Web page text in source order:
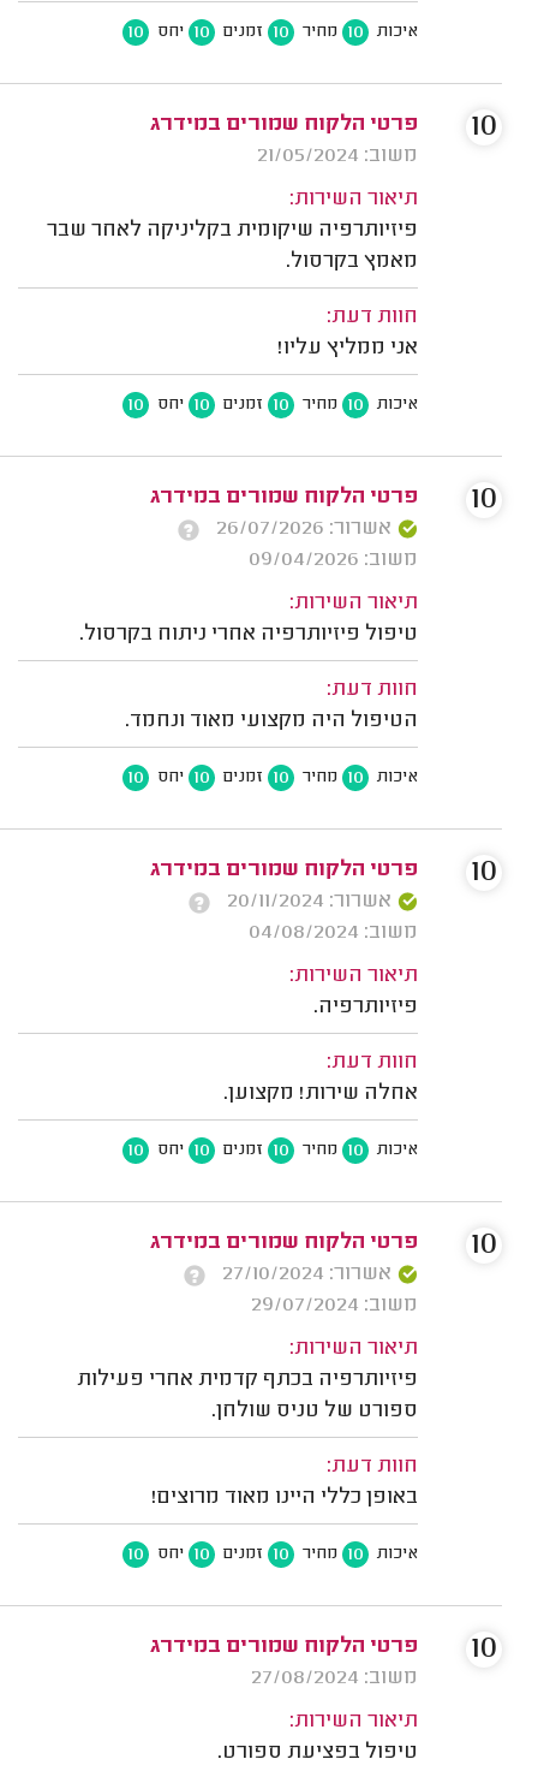
איכות 10 מחיר 10 זמנים 10 יחס 10
פרטי הלקוח שמורים במידרג
משוב: 21/05/2024
תיאור השירות:
פיזיותרפיה שיקומית בקליניקה לאחר שבר
מאמץ בקרסול.
חוות דעת:
אני ממליץ עליו!
איכות 10 מחיר 10 זמנים 10 יחס 10
10
פרטי הלקוח שמורים במידרג
אשרור: 26/07/2026
משוב: 09/04/2026
תיאור השירות:
טיפול פיזיותרפיה אחרי ניתוח בקרסול.
חוות דעת:
הטיפול היה מקצועי מאוד ונחמד.
איכות 10 מחיר 10 זמנים 10 יחס 10
10
פרטי הלקוח שמורים במידרג
אשרור: 20/11/2024
משוב: 04/08/2024
תיאור השירות:
פיזיותרפיה.
חוות דעת:
אחלה שירות! מקצוען.
איכות 10 מחיר 10 זמנים 10 יחס 10
10
פרטי הלקוח שמורים במידרג
אשרור: 27/10/2024
משוב: 29/07/2024
תיאור השירות:
פיזיותרפיה בכתף קדמית אחרי פעילות
ספורט של טניס שולחן.
חוות דעת:
באופן כללי היינו מאוד מרוצים!
איכות 10 מחיר 10 זמנים 10 יחס 10
10
פרטי הלקוח שמורים במידרג
משוב: 27/08/2024
תיאור השירות:
טיפול בפציעת ספורט.
10